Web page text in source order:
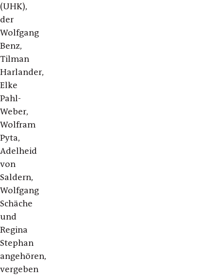
(UHK),
der
Wolfgang
Benz,
Tilman
Harlander,
Elke
Pahl-
Weber,
Wolfram
Pyta,
Adelheid
von
Saldern,
Wolfgang
Schäche
und
Regina
Stephan
angehören,
vergeben